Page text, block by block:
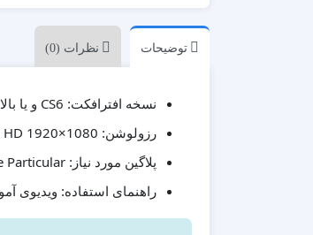
مناسبات ویژه
موکاپ تبلیغاتی
معرفی وبسایت و اپلیکیشن
توضیحات نظرات (0)
نسخه افترافکت:
رزولوشن:
پلاگین مورد نیاز:
راهنمای استفاده: ویدیوی